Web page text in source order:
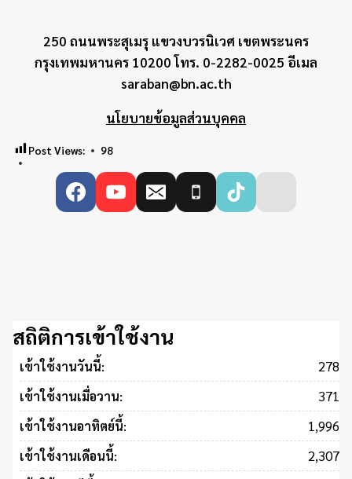
250 ถนนพระสุเมรุ แขวงบวรนิเวศ เขตพระนคร
กรุงเทพมหานคร 10200 โทร. 0-2282-0025 อีเมล
saraban@bn.ac.th
นโยบายข้อมูลส่วนบุคคล
Post Views: 98
สถิติการเข้าใช้งาน
เข้าใช้งานวันนี้: 278
เข้าใช้งานเมื่อวาน: 371
เข้าใช้งานอาทิตย์นี้: 1,996
เข้าใช้งานเดือนนี้: 2,307